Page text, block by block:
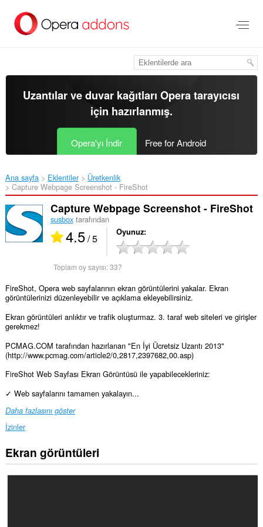
içeriğe
Uzantılar ve duvar kağıtlarıOpera tarayıcısı
için hazırlanmış.
Opera'yı İndir Free for Android
Ana sayfa Eklentiler
Üretkenlik
Capture Webpage Screenshot - FireShot‎
Capture Webpage Screenshot - FireShot
susboxtarafından
4.5/ 5 Oyunuz
Toplam oy sayısı:337
FireShot, Opera web sayfalarının ekran görüntülerini yakalar. Ekran
görüntülerinizi düzenleyebilir ve açıklama ekleyebilirsiniz.
Ekran görüntüleri anlıktır ve trafik oluşturmaz. 3. taraf web siteleri ve girişler
gerekmez!
PCMAG.COM tarafından hazırlanan "En İyi Ücretsiz Uzantı 2013"
(http://www.pcmag.com/article2/0,2817,2397682,00.asp)
FireShot Web Sayfası Ekran Görüntüsü ile yapabilecekleriniz:
✓ Web sayfalarını tamamen yakalayın...
Daha fazlasını göster
İzinler
Bu
eklenti,
Ekran görüntüleri